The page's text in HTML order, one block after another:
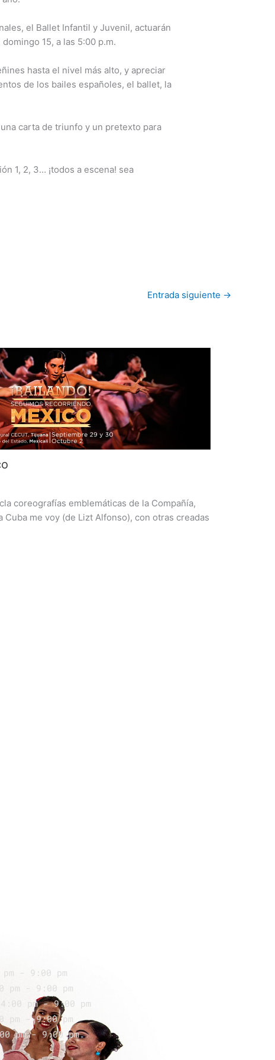
el Ballet Infantil y Juvenil, actuarán
15, a las 5:00 p.m.
hasta el nivel más alto, y apreciar
de los bailes españoles, el ballet, la
carta de triunfo y un pretexto para
1, 2, 3… ¡todos a escena! sea
Entrada siguiente →
coreografías emblemáticas de la Compañía,
Cuba me voy (de Lizt Alfonso), con otras creadas
- 9:00 pm
pm - 9:00 pm
pm - 9:00 pm
pm - 9:00 pm
pm - 9:00 pm